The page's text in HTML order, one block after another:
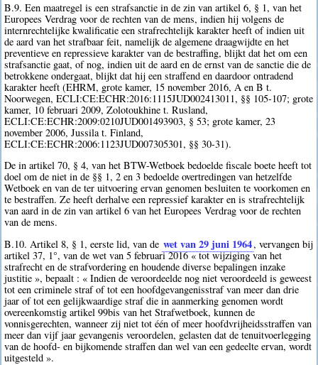
B.9. Een maatregel is een strafsanctie in de zin van artikel 6, § 1, van het
Europees Verdrag voor de rechten van de mens, indien hij volgens de
internrechtelijke kwalificatie een strafrechtelijk karakter heeft of indien uit
de aard van het strafbaar feit, namelijk de algemene draagwijdte en het
preventieve en repressieve karakter van de bestraffing, blijkt dat het om een
strafsanctie gaat, of nog, indien uit de aard en de ernst van de sanctie die de
betrokkene ondergaat, blijkt dat hij een straffend en daardoor ontradend
karakter heeft (EHRM, grote kamer, 15 november 2016, A en B t.
Noorwegen, ECLI:CE:ECHR:2016:1115JUD002413011, §§ 105-107; grote
kamer, 10 februari 2009, Zolotoukhine t. Rusland,
ECLI:CE:ECHR:2009:0210JUD001493903, § 53; grote kamer, 23
november 2006, Jussila t. Finland,
ECLI:CE:ECHR:2006:1123JUD007305301, §§ 30-31).
De in artikel 70, § 4, van het BTW-Wetboek bedoelde fiscale boete heeft tot
doel om de niet in de §§ 1, 2 en 3 bedoelde overtredingen van hetzelfde
Wetboek en van de ter uitvoering ervan genomen besluiten te voorkomen en
te bestraffen. Ze heeft derhalve een repressief karakter en is strafrechtelijk
van aard in de zin van artikel 6 van het Europees Verdrag voor de rechten
van de mens.
B.10. Artikel 8, § 1, eerste lid, van de wet van 29 juni 1964, vervangen bij
artikel 37, 1°, van de wet van 5 februari 2016 « tot wijziging van het
strafrecht en de strafvordering en houdende diverse bepalingen inzake
justitie », bepaalt : « Indien de veroordeelde nog niet veroordeeld is geweest
tot een criminele straf of tot een hoofdgevangenisstraf van meer dan drie
jaar of tot een gelijkwaardige straf die in aanmerking genomen wordt
overeenkomstig artikel 99bis van het Strafwetboek, kunnen de
vonnisgerechten, wanneer zij niet tot één of meer hoofdvrijheidsstraffen van
meer dan vijf jaar gevangenis veroordelen, gelasten dat de tenuitvoerlegging
van de hoofd- en bijkomende straffen dan wel van een gedeelte ervan, wordt
uitgesteld ».